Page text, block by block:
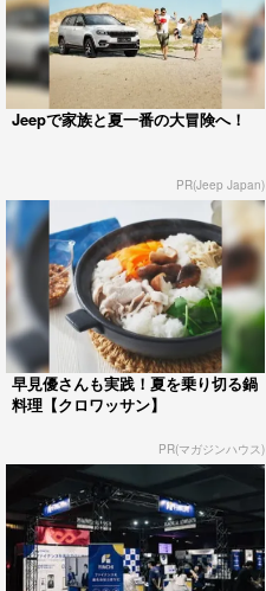
Jeepで家族と夏一番の大冒険へ！
PR(Jeep Japan)
早見優さんも実践！夏を乗り切る鍋
料理【クロワッサン】
PR(マガジンハウス)